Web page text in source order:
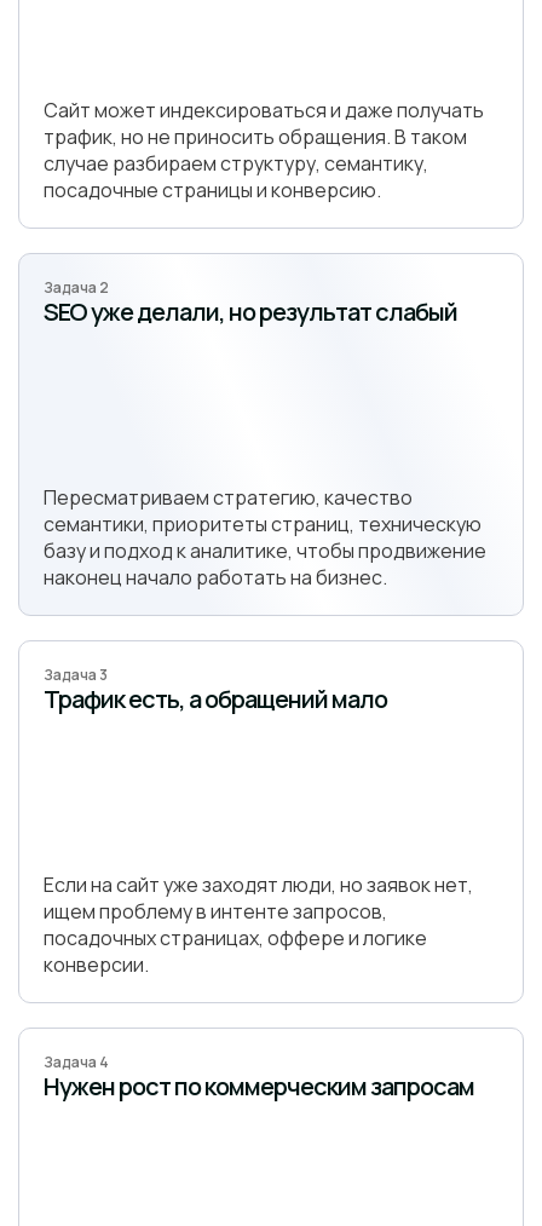
Сайт может индексироваться и даже получать
трафик, но не приносить обращения. В таком
случае разбираем структуру, семантику,
посадочные страницы и конверсию.
Задача 2
SEO уже делали, но результат слабый
Пересматриваем стратегию, качество
семантики, приоритеты страниц, техническую
базу и подход к аналитике, чтобы продвижение
наконец начало работать на бизнес.
Задача 3
Трафик есть, а обращений мало
Если на сайт уже заходят люди, но заявок нет,
ищем проблему в интенте запросов,
посадочных страницах, оффере и логике
конверсии.
Задача 4
Нужен рост по коммерческим запросам